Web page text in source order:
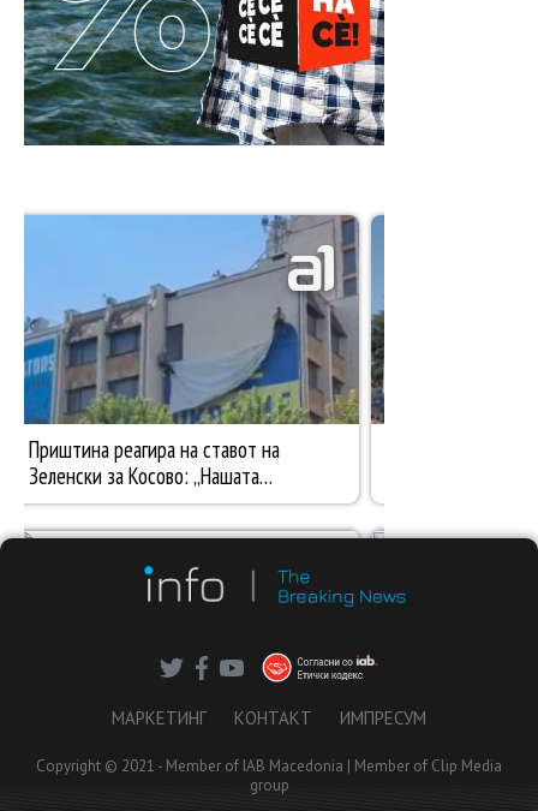
МАРКЕТИНГ КОНТАКТ ИМПРЕСУМ
Copyright © 2021 - Member of IAB Macedonia | Member of Clip Media
group